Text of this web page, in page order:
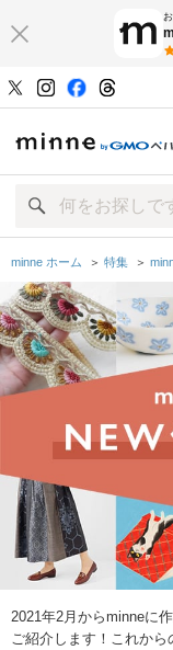
minne ホーム ＞ 特集 ＞
2021年2月からminneに
ご紹介します！これか